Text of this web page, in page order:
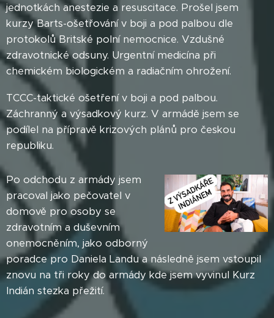
jednotkách anestezie a resuscitace. Prošel jsem
kurzy Barts-ošetřování v boji a pod palbou dle
protokolů Britské polní nemocnice. Vzdušné
zdravotnické odsuny. Urgentní medicína při
chemickém biologickém a radiačním ohrožení.
TCCC-taktické ošetření v boji a pod palbou.
Záchranný a výsadkový kurz. V armádě jsem se
podílel na přípravě krizových plánů pro českou
republiku.
Po odchodu z armády jsem
pracoval jako pečovatel v
domově pro osoby se
zdravotním a duševním
onemocněním, jako odborný
poradce pro Daniela Landu a následně jsem vstoupil
znovu na tři roky do armády kde jsem vyvinul Kurz
Indián stezka přežití.